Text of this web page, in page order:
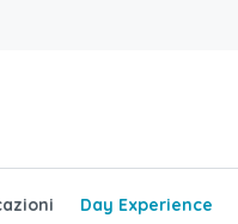
Day Experience